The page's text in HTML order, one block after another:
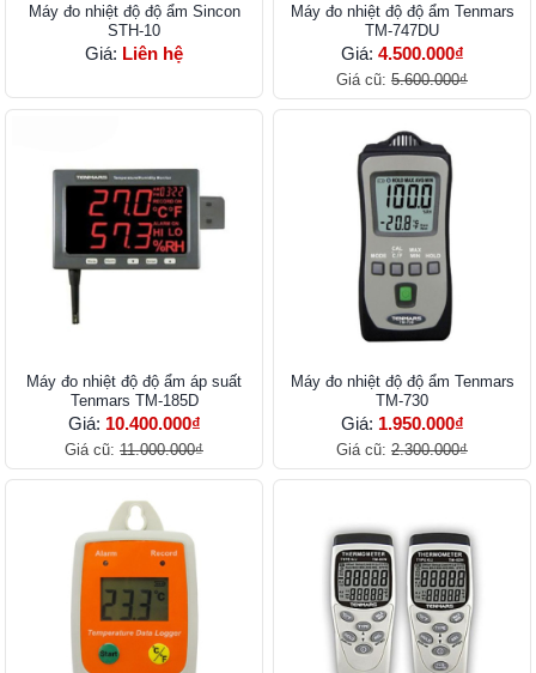
Máy đo nhiệt độ độ ẩm Sincon
STH-10
Giá: Liên hệ
Máy đo nhiệt độ độ ẩm Tenmars
TM-747DU
Giá: 4.500.000₫
Giá cũ: 5.600.000₫
Máy đo nhiệt độ độ ẩm áp suất
Tenmars TM-185D
Giá: 10.400.000₫
Giá cũ: 11.000.000₫
Máy đo nhiệt độ độ ẩm Tenmars
TM-730
Giá: 1.950.000₫
Giá cũ: 2.300.000₫